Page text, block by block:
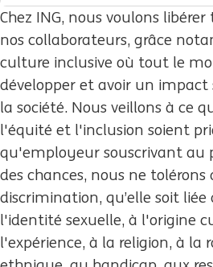
Chez ING, nous voulons
nos collaborateurs, grâce
culture inclusive où tout le
développer et avoir un impact
la société. Nous veillons à ce
l'équité et l'inclusion soient
qu'employeur souscrivant au
des chances, nous ne
discrimination, qu’elle soit liée
l'identité sexuelle, à l'origine
l'expérience, à la religion, à la